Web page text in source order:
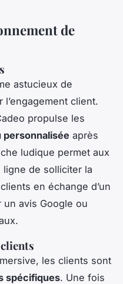
de
astucieux de
l’engagement client.
propulse les
personnalisée après
ludique permet aux
de solliciter la
en échange d’un
avis Google ou
les clients sont
spécifiques. Une fois